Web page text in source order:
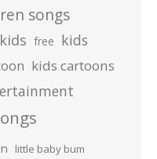
songs
free kids
kids cartoons
little baby bum